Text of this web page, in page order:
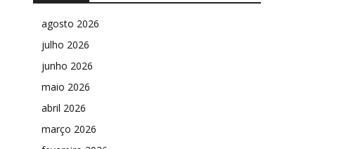
agosto 2026
julho 2026
junho 2026
maio 2026
abril 2026
março 2026